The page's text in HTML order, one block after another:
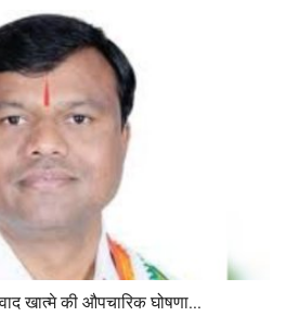
खात्मे की औपचारिक घोषणा...